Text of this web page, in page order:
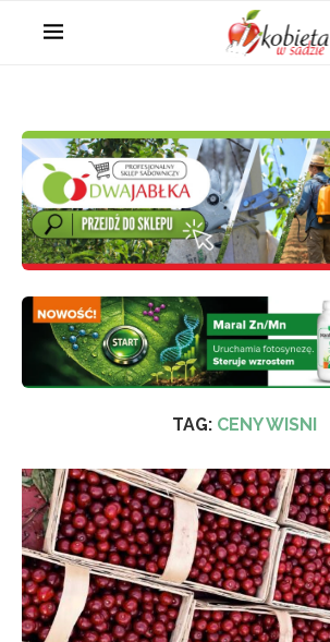
TAG: CENY WISNI